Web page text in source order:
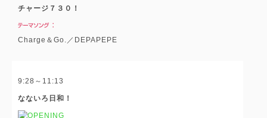
チャージ７３０！
Charge＆Go.／DEPAPEPE
9:28～11:13
なないろ日和！